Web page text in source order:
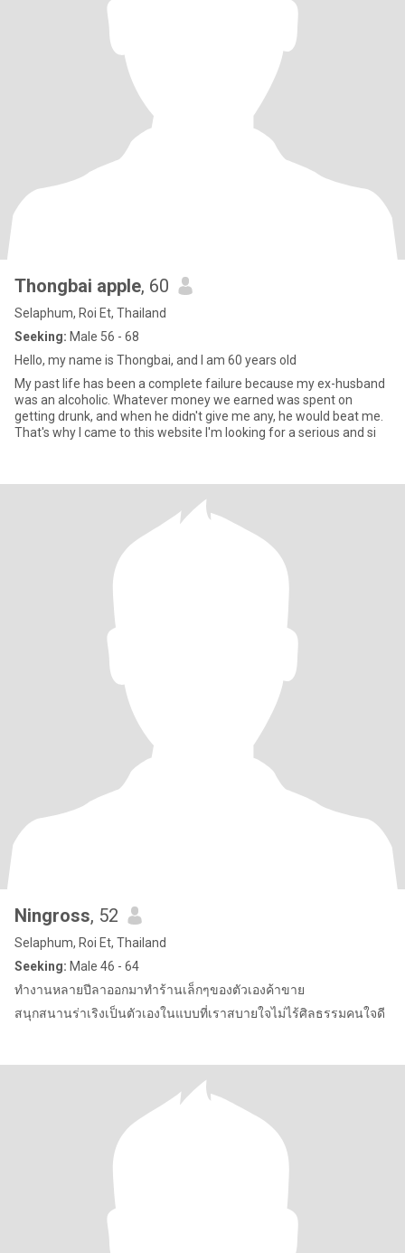
Thongbai apple, 60
Selaphum, Roi Et, Thailand
Seeking: Male 56 - 68
Hello, my name is Thongbai, and I am 60 years old
My past life has been a complete failure because my ex-husband
was an alcoholic. Whatever money we earned was spent on
getting drunk, and when he didn't give me any, he would beat me.
That's why I came to this website I'm looking for a serious and si
Ningross, 52
Selaphum, Roi Et, Thailand
Seeking: Male 46 - 64
ทำงานหลายปีลาออกมาทำร้านเล็กๆของตัวเองค้าขาย
สนุกสนานร่าเริงเป็นตัวเองในแบบที่เราสบายใจไม่ไร้ศิลธรรมคนใจดี